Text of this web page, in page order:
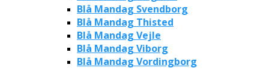
Blå Mandag Svendborg
Blå Mandag Thisted
Blå Mandag Vejle
Blå Mandag Viborg
Blå Mandag Vordingborg